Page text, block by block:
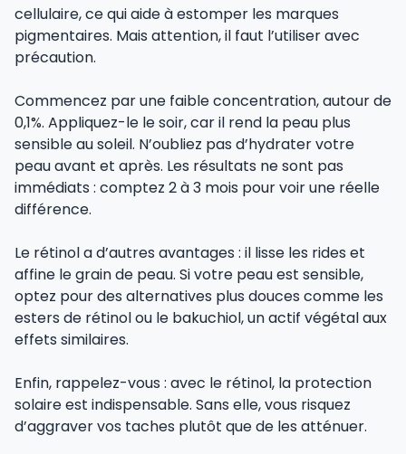
cellulaire, ce qui aide à estomper les marques
pigmentaires. Mais attention, il faut l’utiliser avec
précaution.
Commencez par une faible concentration, autour de
0,1%. Appliquez-le le soir, car il rend la peau plus
sensible au soleil. N’oubliez pas d’hydrater votre
peau avant et après. Les résultats ne sont pas
immédiats : comptez 2 à 3 mois pour voir une réelle
différence.
Le rétinol a d’autres avantages : il lisse les rides et
affine le grain de peau. Si votre peau est sensible,
optez pour des alternatives plus douces comme les
esters de rétinol ou le bakuchiol, un actif végétal aux
effets similaires.
Enfin, rappelez-vous : avec le rétinol, la protection
solaire est indispensable. Sans elle, vous risquez
d’aggraver vos taches plutôt que de les atténuer.